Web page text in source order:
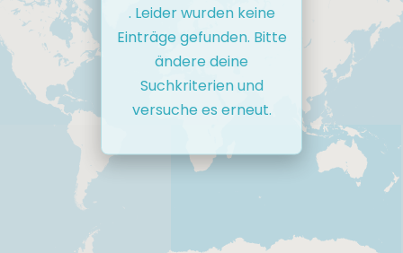
. Leider wurden keine
Einträge gefunden. Bitte
ändere deine
Suchkriterien und
versuche es erneut.